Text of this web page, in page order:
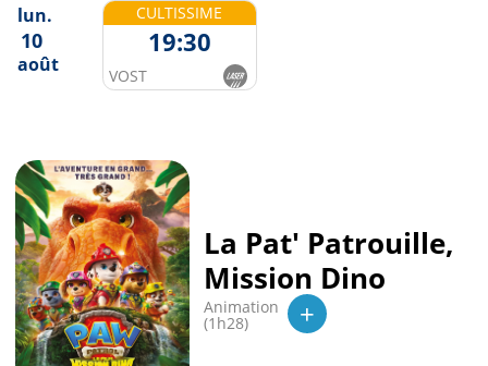
lun.
10
août
CULTISSIME
19:30
VOST
La Pat' Patrouille,
Mission Dino
Animation
(1h28) +